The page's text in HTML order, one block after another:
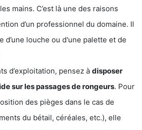
mains. C’est là une des raisons
d’un professionnel du domaine. Il
d’une louche ou d'une palette et de
d’exploitation, pensez à disposer
sur les passages de rongeurs. Pour
des pièges dans le cas de
du bétail, céréales, etc.), elle